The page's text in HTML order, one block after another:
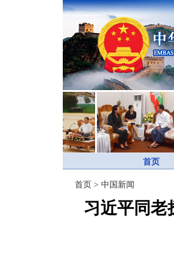
首页
首页 > 中国新闻
习近平同老